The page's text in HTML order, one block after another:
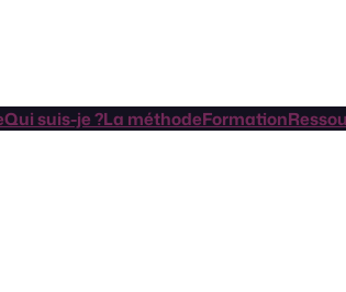
Qui suis-je ?La méthodeFormation